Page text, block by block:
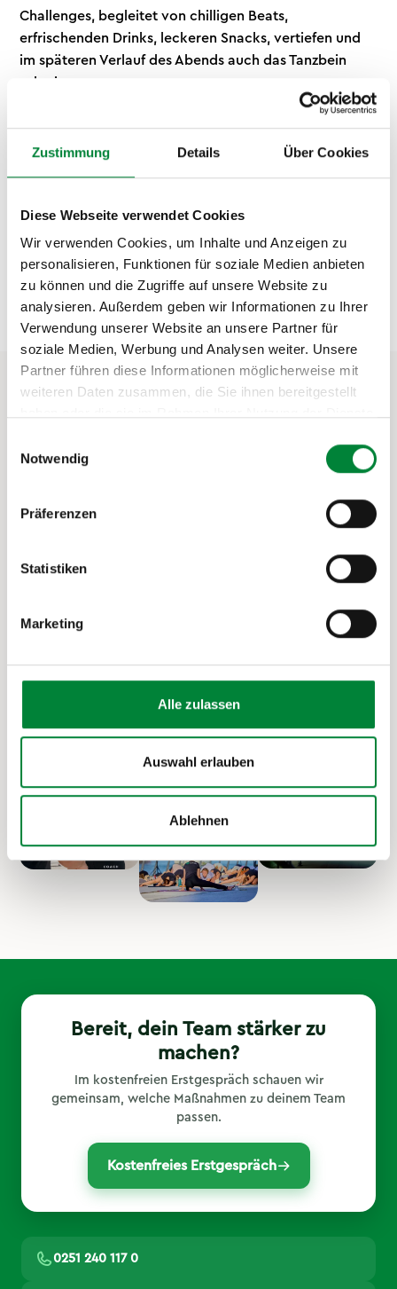
Zustimmung Details Über Cookies
Diese Webseite verwendet Cookies
Wir verwenden Cookies, um Inhalte und Anzeigen zu
personalisieren, Funktionen für soziale Medien anbieten
zu können und die Zugriffe auf unsere Website zu
analysieren. Außerdem geben wir Informationen zu Ihrer
Verwendung unserer Website an unsere Partner für
soziale Medien, Werbung und Analysen weiter. Unsere
Partner führen diese Informationen möglicherweise mit
weiteren Daten zusammen, die Sie ihnen bereitgestellt
Notwendig
Präferenzen
Statistiken
Marketing
Alle zulassen
Auswahl erlauben
Ablehnen
Challenges, begleitet von chilligen Beats,
erfrischenden Drinks, leckeren Snacks, vertiefen und
im späteren Verlauf des Abends auch das Tanzbein
schwingen.
war nicht dabei!
Jetzt anmelden
Gemeinsam sportliche
Ziele erreichen
Wir freuen uns darauf, dich kennenzulernen und
Bereit, dein Team stärker zu
machen?
Im kostenfreien Erstgespräch schauen wir
gemeinsam, welche Maßnahmen zu deinem Team
passen.
Kostenfreies Erstgespräch
0251 240 117 0